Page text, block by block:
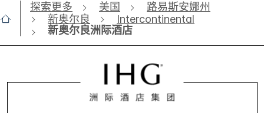
探索更多 美国
路易斯安娜州
新奥尔良
Intercontinental
新奥尔良洲际酒店